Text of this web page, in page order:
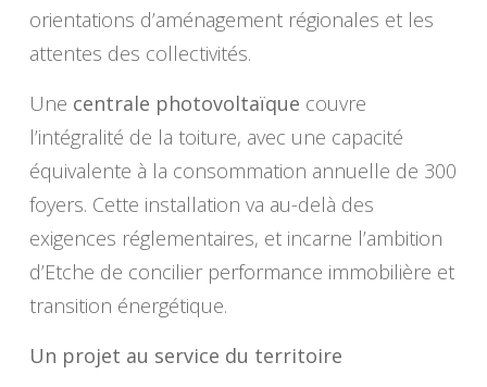
orientations d’aménagement régionales et les
attentes des collectivités.
Une centrale photovoltaïque couvre
l’intégralité de la toiture, avec une capacité
équivalente à la consommation annuelle de 300
foyers. Cette installation va au-delà des
exigences réglementaires, et incarne l’ambition
d’Etche de concilier performance immobilière et
transition énergétique.
Un projet au service du territoire